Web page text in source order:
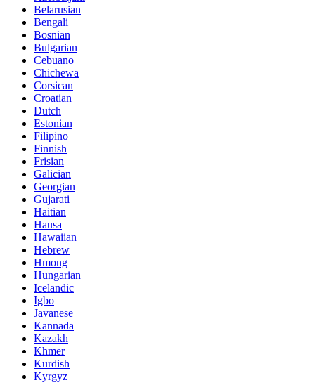
Belarusian
Bengali
Bosnian
Bulgarian
Cebuano
Chichewa
Corsican
Croatian
Dutch
Estonian
Filipino
Finnish
Frisian
Galician
Georgian
Gujarati
Haitian
Hausa
Hawaiian
Hebrew
Hmong
Hungarian
Icelandic
Igbo
Javanese
Kannada
Kazakh
Khmer
Kurdish
Kyrgyz